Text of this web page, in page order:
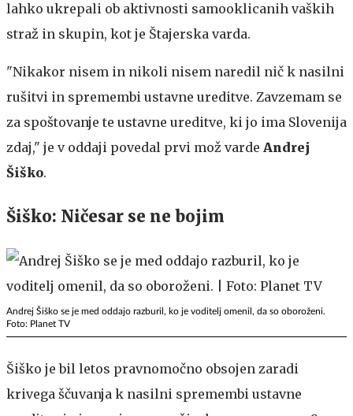
lahko ukrepali ob aktivnosti samooklicanih vaških
straž in skupin, kot je Štajerska varda.
"Nikakor nisem in nikoli nisem naredil nič k nasilni
rušitvi in spremembi ustavne ureditve. Zavzemam se
za spoštovanje te ustavne ureditve, ki jo ima Slovenija
zdaj," je v oddaji povedal prvi mož varde Andrej
Šiško.
Šiško: Ničesar se ne bojim
Andrej Šiško se je med oddajo razburil, ko je voditelj omenil, da so oboroženi.
Foto: Planet TV
Šiško je bil letos pravnomočno obsojen zaradi
krivega ščuvanja k nasilni spremembi ustavne